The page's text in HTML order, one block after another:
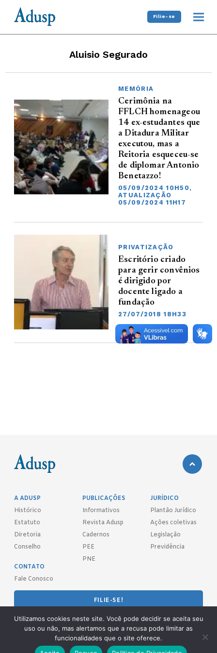
Filie-se
Aluisio Segurado
MEMÓRIA
Cerimônia na
FFLCH homenageou
14 ex-estudantes que
a Ditadura Militar
executou, mas a
Reitoria esqueceu-se
de diplomar Antonio
Benetazzo!
05/09/2024 10H50,
ATUALIZAÇÃO
05/09/2024 11H17
PRIVATIZAÇÃO
Escritório criado
para gerir convênios
é dirigido por
docente ligado a
fundação
27/07/2018 18H33
A ADUSP
Histórico
Estatuto
Diretoria
Conselho
PUBLICAÇÕES
Informativos
Revista Adusp
Cadernos
PEE
PNE
JURÍDICO
Plantão Jurídico
Ações coletivas
Legislação
Previdência
CONTATO
Fale Conosco
FILIE-SE!
REDES SOCIAIS
Utilizamos cookies neste site. Você pode decidir se aceita seu
uso ou não, mas alertamos que a recusa pode limitar as
funcionalidades que o site oferece.